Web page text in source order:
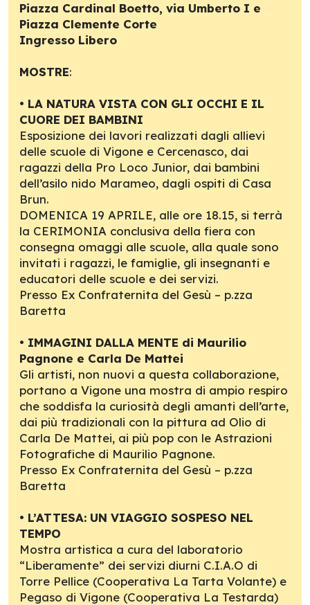
Piazza Cardinal Boetto, via Umberto I e
Piazza Clemente Corte
Ingresso Libero
MOSTRE:
• LA NATURA VISTA CON GLI OCCHI E IL
CUORE DEI BAMBINI
Esposizione dei lavori realizzati dagli allievi
delle scuole di Vigone e Cercenasco, dai
ragazzi della Pro Loco Junior, dai bambini
dell’asilo nido Marameo, dagli ospiti di Casa
Brun.
DOMENICA 19 APRILE, alle ore 18.15, si terrà
la CERIMONIA conclusiva della fiera con
consegna omaggi alle scuole, alla quale sono
invitati i ragazzi, le famiglie, gli insegnanti e
educatori delle scuole e dei servizi.
Presso Ex Confraternita del Gesù – p.zza
Baretta
• IMMAGINI DALLA MENTE di Maurilio
Pagnone e Carla De Mattei
Gli artisti, non nuovi a questa collaborazione,
portano a Vigone una mostra di ampio respiro
che soddisfa la curiosità degli amanti dell’arte,
dai più tradizionali con la pittura ad Olio di
Carla De Mattei, ai più pop con le Astrazioni
Fotografiche di Maurilio Pagnone.
Presso Ex Confraternita del Gesù – p.zza
Baretta
• L’ATTESA: UN VIAGGIO SOSPESO NEL
TEMPO
Mostra artistica a cura del laboratorio
“Liberamente” dei servizi diurni C.I.A.O di
Torre Pellice (Cooperativa La Tarta Volante) e
Pegaso di Vigone (Cooperativa La Testarda)